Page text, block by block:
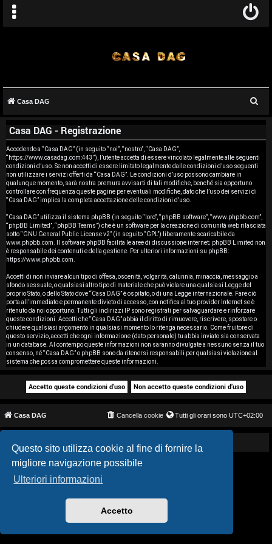
Questo sito utilizza cookie al fine di fornire la
migliore navigazione possibile
Ulteriori informazioni
Accetto
r
g
o
m
e
n
t
i
s
e
n
z
i
s
p
o
t
Casa DAG
Casa DAG - Registrazione
Accedendo a “Casa DAG” (in seguito “noi”, “nostro”, “Casa DAG”,
“https://www.casadag.com:443”), l’utente accetta di essere vincolato legalmente alle seguenti
condizioni d’uso. Se non accetti di essere limitato legalmente dalle condizioni d’uso seguenti
non utilizzare i servizi offerti da “Casa DAG”. Le condizioni d’uso possono cambiare in
qualunque momento, sarà nostra premura avvisarti di tali modifiche, benché sia opportuno
controllare con frequenza queste pagine per eventuali modifiche, dato che l’uso dei servizi di
“Casa DAG” implica la completa accettazione delle condizioni d’uso.
“Casa DAG” utilizza il sistema phpBB (in seguito “loro”, “phpBB software”, “www.phpbb.com”,
“phpBB Limited”, “phpBB Teams”) che è un software per la creazione di comunità web rilasciata
sotto “GNU General Public License v2” (in seguito “GPL”) liberamente scaricabile da
www.phpbb.com . Il software phpBB facilita le aree di discussione internet; phpBB Limited non
è responsabile dei contenuti e della gestione. Per ulteriori informazioni su phpBB:
https://www.phpbb.com
Accetti di non inviare alcun tipo di offesa, oscenità, volgarità, calunnia, minaccia, messaggio a
sfondo sessuale, o qualsiasi altro tipo di materiale che può violare una qualsiasi Legge del
proprio Stato, o dello Stato dove “Casa DAG” è ospitato, o di una Legge internazionale. Fare ciò
porta all’immediato e permanente divieto di accesso, con notifica al tuo provider Internet se è
ritenuto da noi opportuno. Tutti gli indirizzi IP sono registrati per salvaguardare e rinforzare
queste condizioni. Accetti che “Casa DAG” abbia il diritto di rimuovere, riscrivere, spostare o
chiudere qualsiasi argomento in qualsiasi momento lo ritenga necessario. Come fruitore di
questo servizio, accetti che ogni informazione (dato personale) tu abbia inviato sia conservata
in un database. Al contempo queste informazioni non saranno divulgate a nessuno senza il tuo
consenso, né “Casa DAG” o phpBB sono da ritenersi responsabili per qualsiasi violazione al
sistema che possa compromettere queste informazioni.
Casa DAG Tutti gli orari sono UTC+02:00
Cancella cookie